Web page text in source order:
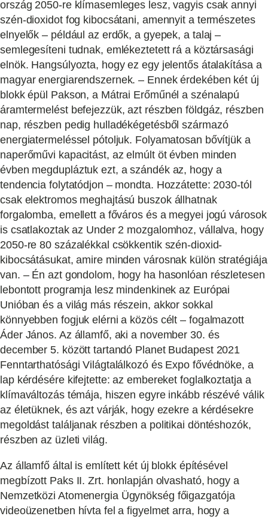
ország 2050-re klímasemleges lesz, vagyis csak annyi
szén-dioxidot fog kibocsátani, amennyit a természetes
elnyelők – például az erdők, a gyepek, a talaj –
semlegesíteni tudnak, emlékeztetett rá a köztársasági
elnök. Hangsúlyozta, hogy ez egy jelentős átalakítása a
magyar energiarendszernek. – Ennek érdekében két új
blokk épül Pakson, a Mátrai Erőműnél a szénalapú
áramtermelést befejezzük, azt részben földgáz, részben
nap, részben pedig hulladékégetésből származó
energiatermeléssel pótoljuk. Folyamatosan bővítjük a
naperőművi kapacitást, az elmúlt öt évben minden
évben megdupláztuk ezt, a szándék az, hogy a
tendencia folytatódjon – mondta. Hozzátette: 2030-tól
csak elektromos meghajtású buszok állhatnak
forgalomba, emellett a főváros és a megyei jogú városok
is csatlakoztak az Under 2 mozgalomhoz, vállalva, hogy
2050-re 80 százalékkal csökkentik szén-dioxid-
kibocsátásukat, amire minden városnak külön stratégiája
van. – Én azt gondolom, hogy ha hasonlóan részletesen
lebontott programja lesz mindenkinek az Európai
Unióban és a világ más részein, akkor sokkal
könnyebben fogjuk elérni a közös célt – fogalmazott
Áder János. Az államfő, aki a november 30. és
december 5. között tartandó Planet Budapest 2021
Fenntarthatósági Világtalálkozó és Expo fővédnöke, a
lap kérdésére kifejtette: az embereket foglalkoztatja a
klímaváltozás témája, hiszen egyre inkább részévé válik
az életüknek, és azt várják, hogy ezekre a kérdésekre
megoldást találjanak részben a politikai döntéshozók,
részben az üzleti világ.
Az államfő által is említett két új blokk építésével
megbízott Paks II. Zrt. honlapján olvasható, hogy a
Nemzetközi Atomenergia Ügynökség főigazgatója
videoüzenetben hívta fel a figyelmet arra, hogy a